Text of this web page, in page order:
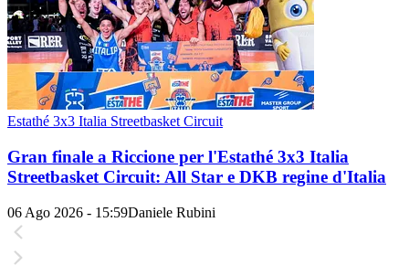
Estathé 3x3 Italia Streetbasket Circuit
Gran finale a Riccione per l'Estathé 3x3 Italia
Streetbasket Circuit: All Star e DKB regine d'Italia
06 Ago 2026 - 15:59Daniele Rubini